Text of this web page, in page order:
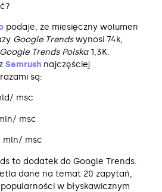
podaje, że miesięczny wolumen
Google Trendswynosi 74k,
Google Trends Polska 1,3K.
Semrush najczęściej
są:
msc
msc
mln/ msc
to dodatek do Google Trends.
dane na temat 20 zapytań,
w błyskawicznym